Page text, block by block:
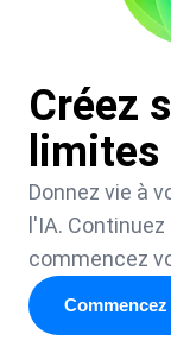
Créez
limites
Donnez vie à
l'IA.
commencez